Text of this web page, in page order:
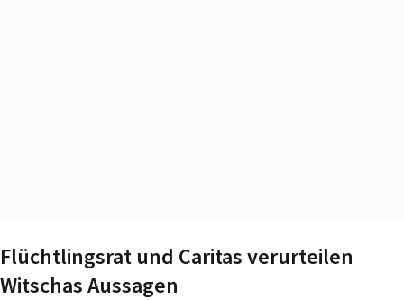
Flüchtlingsrat und Caritas verurteilen
Witschas Aussagen